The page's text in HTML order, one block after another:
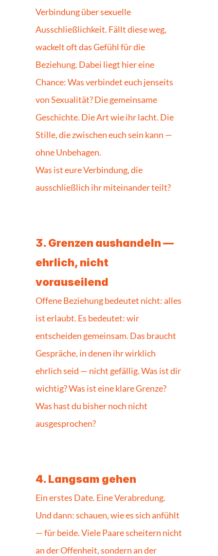
Verbindung über sexuelle
Ausschließlichkeit. Fällt diese weg,
wackelt oft das Gefühl für die
Beziehung. Dabei liegt hier eine
Chance: Was verbindet euch jenseits
von Sexualität? Die gemeinsame
Geschichte. Die Art wie ihr lacht. Die
Stille, die zwischen euch sein kann —
ohne Unbehagen.
Was ist eure Verbindung, die
ausschließlich ihr miteinander teilt?
3. Grenzen aushandeln —
ehrlich, nicht
vorauseilend
Offene Beziehung bedeutet nicht: alles
ist erlaubt. Es bedeutet: wir
entscheiden gemeinsam. Das braucht
Gespräche, in denen ihr wirklich
ehrlich seid — nicht gefällig. Was ist dir
wichtig? Was ist eine klare Grenze?
Was hast du bisher noch nicht
ausgesprochen?
4. Langsam gehen
Ein erstes Date. Eine Verabredung.
Und dann: schauen, wie es sich anfühlt
— für beide. Viele Paare scheitern nicht
an der Offenheit, sondern an der